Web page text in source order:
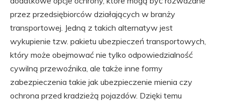
przez przedsiębiorców działających w branży
transportowej. Jedną z takich alternatyw jest
wykupienie tzw. pakietu ubezpieczeń transportowych,
który może obejmować nie tylko odpowiedzialność
cywilną przewoźnika, ale także inne formy
zabezpieczenia takie jak ubezpieczenie mienia czy
ochrona przed kradzieżą pojazdów. Dzięki temu